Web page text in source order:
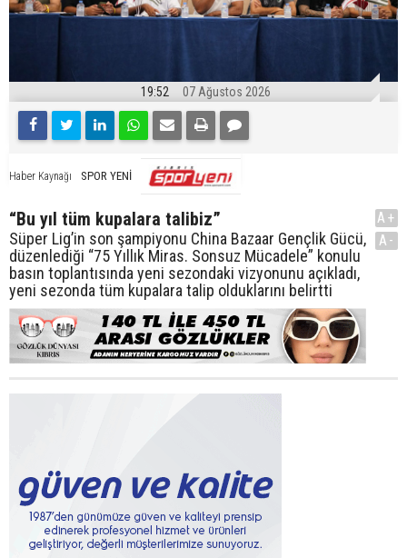
19:52 07 Ağustos 2026
Haber Kaynağı SPOR YENİ
“Bu yıl tüm kupalara talibiz”
Süper Lig’in son şampiyonu China Bazaar Gençlik Gücü,
düzenlediği “75 Yıllık Miras. Sonsuz Mücadele” konulu
basın toplantısında yeni sezondaki vizyonunu açıkladı,
yeni sezonda tüm kupalara talip olduklarını belirtti
A+
A-